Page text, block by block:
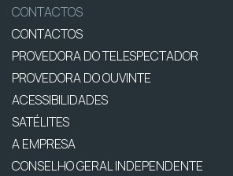
CONTACTOS
CONTACTOS
PROVEDORA DO TELESPECTADOR
PROVEDORA DO OUVINTE
ACESSIBILIDADES
SATÉLITES
A EMPRESA
CONSELHO GERAL INDEPENDENTE